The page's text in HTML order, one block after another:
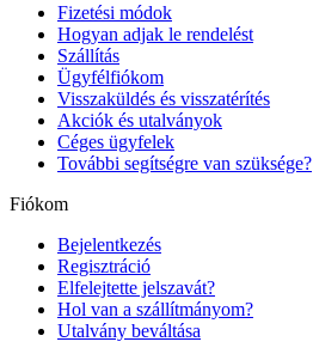
Fizetési módok
Hogyan adjak le rendelést
Szállítás
Ügyfélfiókom
Visszaküldés és visszatérítés
Akciók és utalványok
Céges ügyfelek
További segítségre van szüksége?
Fiókom
Bejelentkezés
Regisztráció
Elfelejtette jelszavát?
Hol van a szállítmányom?
Utalvány beváltása